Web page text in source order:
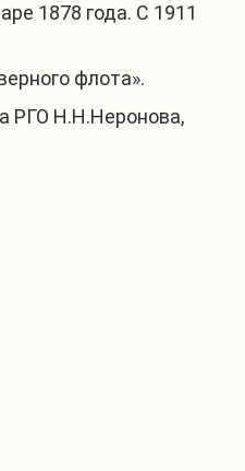
1878 года. С 1911
флота».
РГО Н.Н.Неронова,